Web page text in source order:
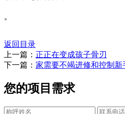
。
返回目录
上一篇： 正正在变成孩子骨刃
下一篇： 家需要不竭进修和控制新
您的项目需求